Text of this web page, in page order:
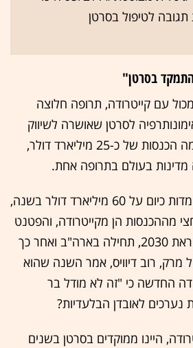
תגובה לטיפול בסרטן
בסרטן"
עם קייטרודה, תרופה חלוצה
לסרטן שאושרה לשיווק
ב-2014 וב-2023 רשמה הכנסות של כ-25 מיליארד דולר,
בעולם בתרופה אחת.
סך הכנסות החברה עומדות כיום על 60 מיליארד דולר בשנה,
מההכנסות הן מקייטרודה, והפטנט
עליה יפוג בהדרגה לקראת 2030, תחילה בארה"ב ואחר כך
מרק, רוב דיוויס, אמר השנה שהוא
החדשה כי "זה לא מודל בר
נערכים לאובדן הבלעדיות?
היינו ממוקדים בסרטן בשנים